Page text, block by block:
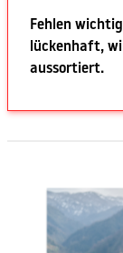
Fehlen
lückenhaft,
aussortiert.